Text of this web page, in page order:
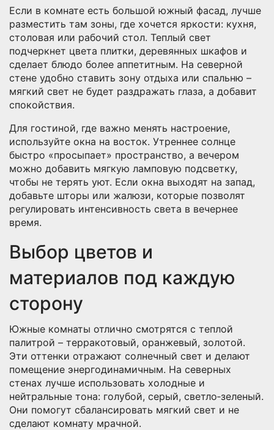
Если в комнате есть большой южный фасад, лучше
разместить там зоны, где хочется яркости: кухня,
столовая или рабочий стол. Теплый свет
подчеркнет цвета плитки, деревянных шкафов и
сделает блюдо более аппетитным. На северной
стене удобно ставить зону отдыха или спальню –
мягкий свет не будет раздражать глаза, а добавит
спокойствия.
Для гостиной, где важно менять настроение,
используйте окна на восток. Утреннее солнце
быстро «просыпает» пространство, а вечером
можно добавить мягкую ламповую подсветку,
чтобы не терять уют. Если окна выходят на запад,
добавьте шторы или жалюзи, которые позволят
регулировать интенсивность света в вечернее
время.
Выбор цветов и
материалов под каждую
сторону
Южные комнаты отлично смотрятся с теплой
палитрой – терракотовый, оранжевый, золотой.
Эти оттенки отражают солнечный свет и делают
помещение энергодинамичным. На северных
стенах лучше использовать холодные и
нейтральные тона: голубой, серый, светло‑зеленый.
Они помогут сбалансировать мягкий свет и не
сделают комнату мрачной.